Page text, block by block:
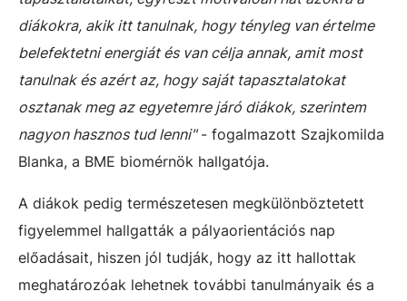
diákokra, akik itt tanulnak, hogy tényleg van értelme
belefektetni energiát és van célja annak, amit most
tanulnak és azért az, hogy saját tapasztalatokat
osztanak meg az egyetemre járó diákok, szerintem
nagyon hasznos tud lenni"- fogalmazott Szajkomilda
Blanka, a BME biomérnök hallgatója.
A diákok pedig természetesen megkülönböztetett
figyelemmel hallgatták a pályaorientációs nap
előadásait, hiszen jól tudják, hogy az itt hallottak
meghatározóak lehetnek további tanulmányaik és a